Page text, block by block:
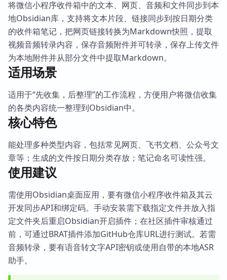
将微信小程序收件箱中的文本、网页、音频和文件同步到本
地Obsidian库，支持将文本片段、链接同步到按日期分类
的收件箱笔记，把网页链接转换为Markdown快照，提取
视频音频转录内容，保存音频附件并可转录，保存上传文件
为本地附件并从部分文件中提取Markdown。
适用场景
适用于“先收集，后整理”的工作流程，方便用户将微信收集
的各类内容统一整理到Obsidian中。
核心特色
能处理多种类型内容，包括常见网页、飞书文档、公众号文
章等；生成的文件按日期分类存放；笔记命名可读性强。
使用建议
需使用Obsidian桌面应用，要有微信小程序收件箱及其云
开发同步API和绑定码。手动安装需下载指定文件并放入指
定文件夹后重启Obsidian开启插件；在社区插件审核通过
前，可通过BRAT插件添加GitHub仓库URL进行测试。若需
音频转录，要有语音转文字API密钥或使用自带的本地ASR
助手。